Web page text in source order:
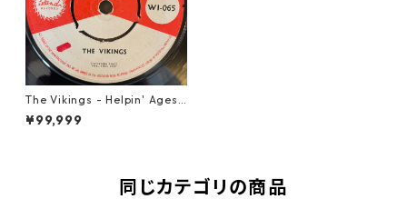
The Vikings - Helpin' Ages
【7-22005】
¥99,999
同じカテゴリの商品